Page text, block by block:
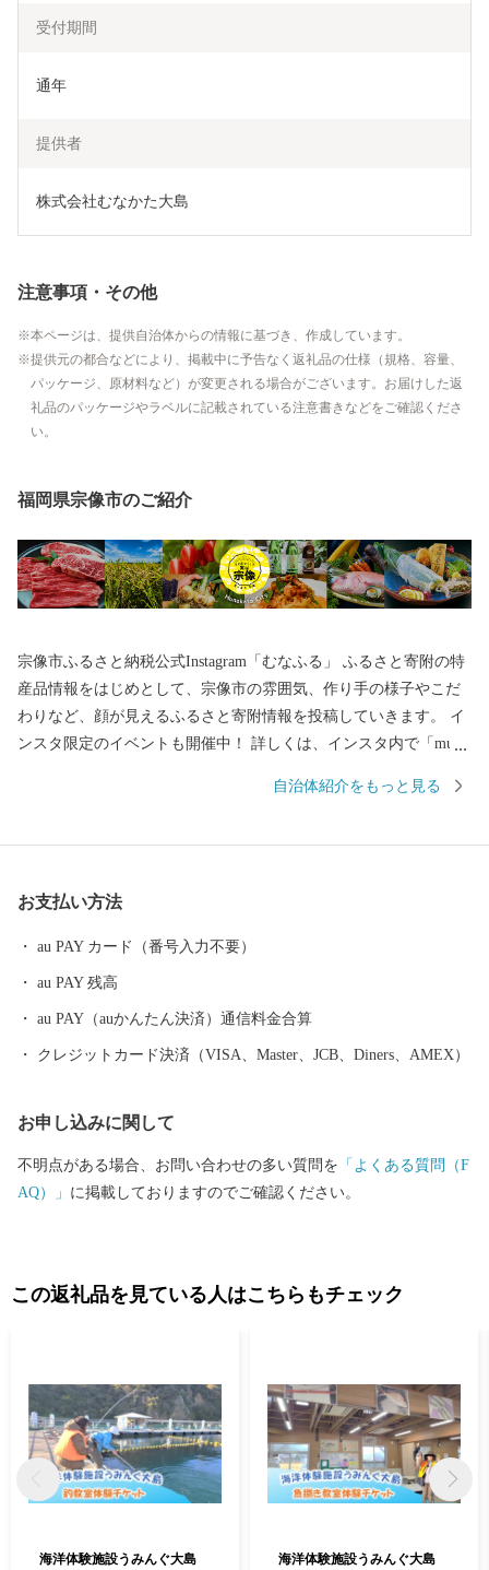
受付期間
通年
提供者
株式会社むなかた大島
注意事項・その他
本ページは、提供自治体からの情報に基づき、作成しています。
提供元の都合などにより、掲載中に予告なく返礼品の仕様（規格、容量、
パッケージ、原材料など）が変更される場合がございます。お届けした返
礼品のパッケージやラベルに記載されている注意書きなどをご確認くださ
い。
福岡県宗像市のご紹介
宗像市ふるさと納税公式Instagram「むなふる」 ふるさと寄附の特
産品情報をはじめとして、宗像市の雰囲気、作り手の様子やこだ
わりなど、顔が見えるふるさと寄附情報を投稿していきます。 イ
ンスタ限定のイベントも開催中！ 詳しくは、インスタ内で「muna
自治体紹介をもっと見る
お支払い方法
au PAY カード（番号入力不要）
au PAY 残高
au PAY（auかんたん決済）通信料金合算
クレジットカード決済（VISA、Master、JCB、Diners、AMEX）
お申し込みに関して
不明点がある場合、お問い合わせの多い質問を 「よくある質問（F
AQ）」 に掲載しておりますのでご確認ください。
この返礼品を見ている人はこちらもチェック
海洋体験施設うみんぐ大島
海洋体験施設うみんぐ大島